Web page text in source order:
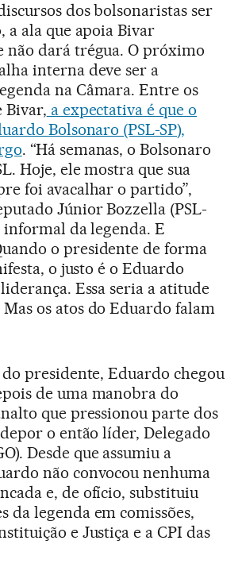
dos bolsonaristas ser
a ala que apoia Bivar
não dará trégua. O próximo
interna deve ser a
na Câmara. Entre os
Bivar, a expectativa é que o
Bolsonaro (PSL-SP),
. “Há semanas, o Bolsonaro
Hoje, ele mostra que sua
foi avacalhar o partido”,
Júnior Bozzella (PSL-
informal da legenda. E
o presidente de forma
o justo é o Eduardo
Essa seria a atitude
os atos do Eduardo falam
presidente, Eduardo chegou
de uma manobra do
que pressionou parte dos
o então líder, Delegado
Desde que assumiu a
não convocou nenhuma
e, de ofício, substituiu
da legenda em comissões,
e Justiça e a CPI das